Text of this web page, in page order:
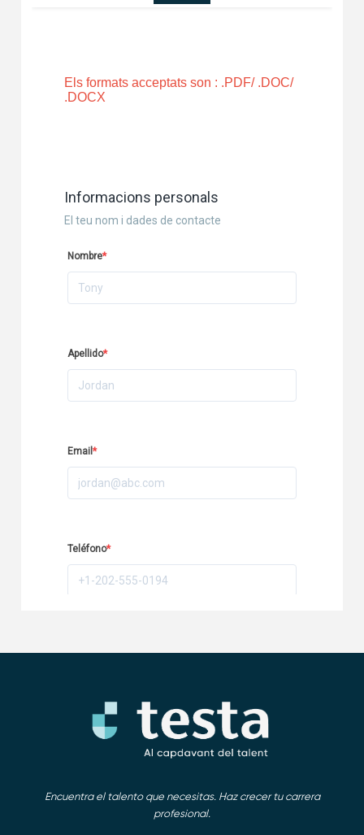
Encuentra el talento que necesitas. Haz crecer tu carrera
profesional.